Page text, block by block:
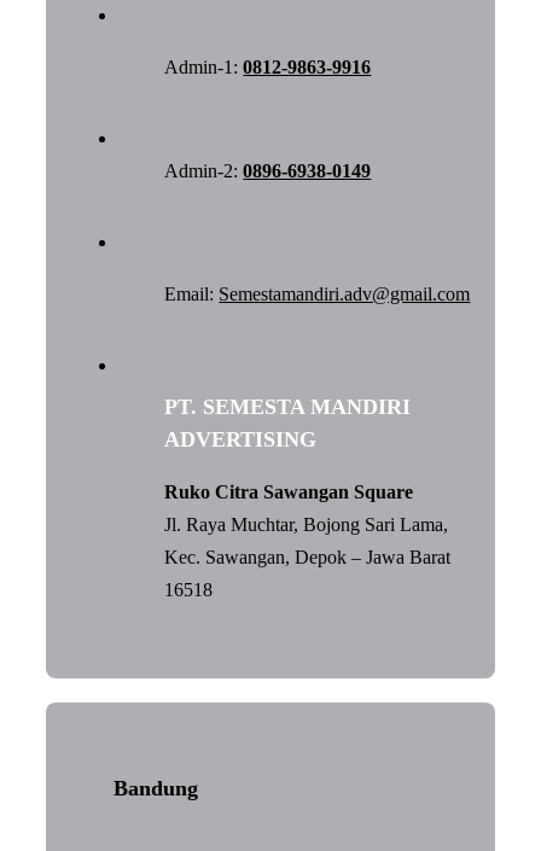
Admin-1:0812-9863-9916
Admin-2:0896-6938-0149
Email: Semestamandiri.adv@gmail.com
PT. SEMESTA MANDIRI
ADVERTISING
Ruko Citra Sawangan Square
Jl. Raya Muchtar, Bojong Sari Lama,
Kec. Sawangan, Depok – Jawa Barat
16518
Bandung